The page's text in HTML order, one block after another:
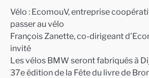
Vélo : EcomouV, entreprise
passer au vélo
François Zanette, co-dirigeant
invité
Les vélos BMW seront fabriqués à
37e édition de la Fête du livre de